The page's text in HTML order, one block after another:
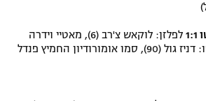
לפלזן: לוקאש צ'רב (6), מאטיי וידרה
הורחק (45+4). לפורטו: דניז גול (90), סמו אומורודיון החמיץ פנדל